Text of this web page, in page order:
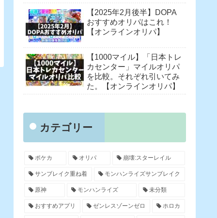
【2025年2月後半】DOPA
おすすめオリパはこれ！
【オンラインオリパ】
【1000マイル】「日本トレ
カセンター」マイルオリパ
を比較。それぞれ引いてみ
た。【オンラインオリパ】
カテゴリー
ポケカ オリパ 崩壊:スターレイル
サンブレイク重ね着 モンハンライズサンブレイク
原神 モンハンライズ 未分類
おすすめアプリ ゼンレスゾーンゼロ ホロカ